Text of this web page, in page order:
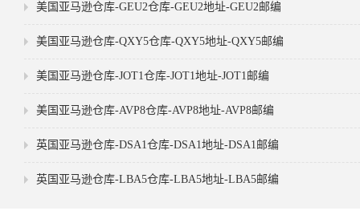
美国亚马逊仓库-GEU2仓库-GEU2地址-GEU2邮编
美国亚马逊仓库-QXY5仓库-QXY5地址-QXY5邮编
美国亚马逊仓库-JOT1仓库-JOT1地址-JOT1邮编
美国亚马逊仓库-AVP8仓库-AVP8地址-AVP8邮编
英国亚马逊仓库-DSA1仓库-DSA1地址-DSA1邮编
英国亚马逊仓库-LBA5仓库-LBA5地址-LBA5邮编